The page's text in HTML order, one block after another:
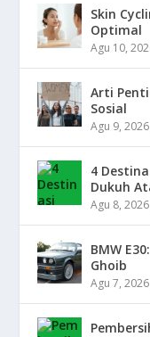
Skin
Optimal
Agu 10,
Arti
Sosial
Agu 9, 2026
4
Dukuh
Agu 8, 2026
BMW
Ghoib
Agu 7, 2026